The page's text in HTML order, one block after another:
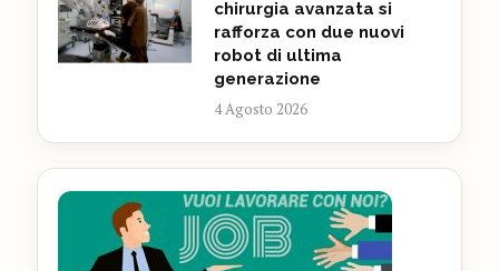
chirurgia avanzata si
rafforza con due nuovi
robot di ultima
generazione
4 Agosto 2026